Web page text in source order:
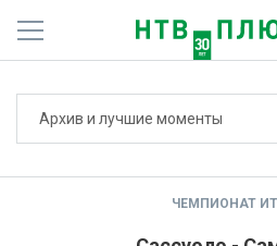
Архив и лучшие моменты
ЧЕМПИОНАТ